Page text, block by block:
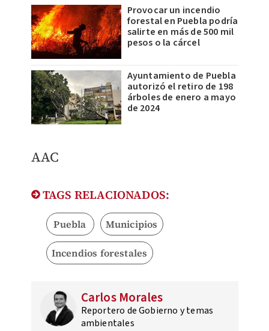
Provocar un incendio
forestal en Puebla podría
salirte en más de 500 mil
pesos o la cárcel
Ayuntamiento de Puebla
autorizó el retiro de 198
árboles de enero a mayo
de 2024
AAC
TAGS RELACIONADOS:
Puebla Municipios
Incendios forestales
Carlos Morales
Reportero de Gobierno y temas
ambientales